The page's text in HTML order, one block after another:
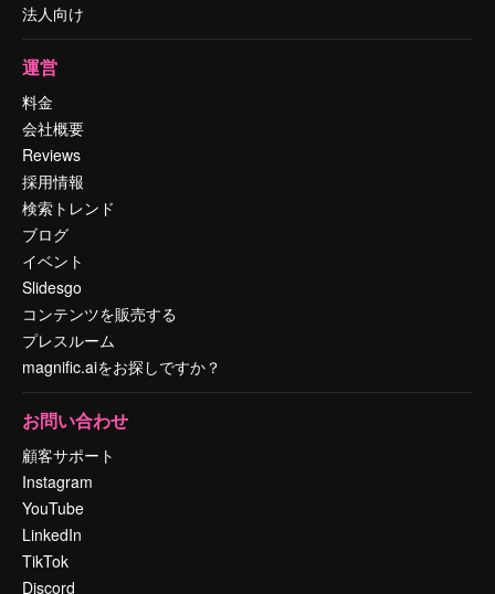
法人向け
運営
料金
会社概要
Reviews
採用情報
検索トレンド
ブログ
イベント
Slidesgo
コンテンツを販売する
プレスルーム
magnific.aiをお探しですか？
お問い合わせ
顧客サポート
Instagram
YouTube
LinkedIn
TikTok
Discord